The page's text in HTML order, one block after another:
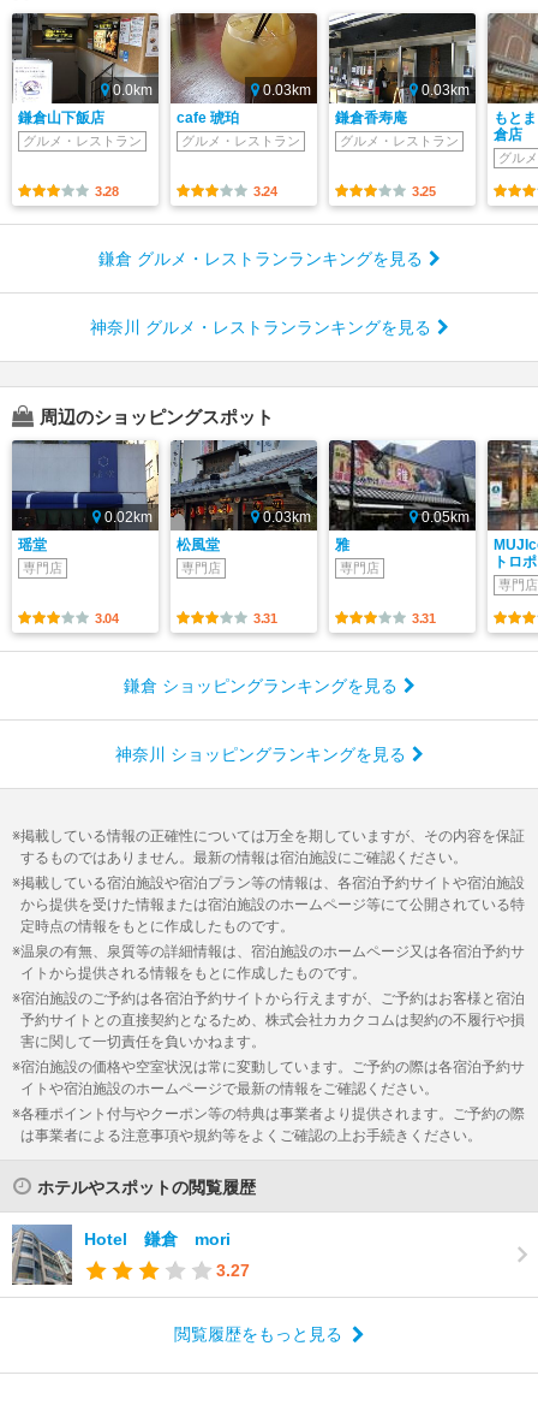
0.0km
鎌倉山下飯店
グルメ・レストラン
3.28
0.03km
cafe 琥珀
グルメ・レストラン
3.24
0.03km
鎌倉香寿庵
グルメ・レストラン
3.25
もと
倉店
グル
鎌倉 グルメ・レストランランキングを見る
神奈川 グルメ・レストランランキングを見る
周辺のショッピングスポット
0.02km
瑶堂
専門店
3.04
0.03km
松風堂
専門店
3.31
0.05km
雅
専門店
3.31
トロ
専門店
鎌倉 ショッピングランキングを見る
神奈川 ショッピングランキングを見る
掲載している情報の正確性については万全を期していますが、その内容を保証
するものではありません。最新の情報は宿泊施設にご確認ください。
掲載している宿泊施設や宿泊プラン等の情報は、各宿泊予約サイトや宿泊施設
から提供を受けた情報または宿泊施設のホームページ等にて公開されている特
定時点の情報をもとに作成したものです。
温泉の有無、泉質等の詳細情報は、宿泊施設のホームページ又は各宿泊予約サ
イトから提供される情報をもとに作成したものです。
宿泊施設のご予約は各宿泊予約サイトから行えますが、ご予約はお客様と宿泊
予約サイトとの直接契約となるため、株式会社カカクコムは契約の不履行や損
害に関して一切責任を負いかねます。
宿泊施設の価格や空室状況は常に変動しています。ご予約の際は各宿泊予約サ
イトや宿泊施設のホームページで最新の情報をご確認ください。
各種ポイント付与やクーポン等の特典は事業者より提供されます。ご予約の際
は事業者による注意事項や規約等をよくご確認の上お手続きください。
ホテルやスポットの閲覧履歴
Hotel 鎌倉 mori
3.27
閲覧履歴をもっと見る